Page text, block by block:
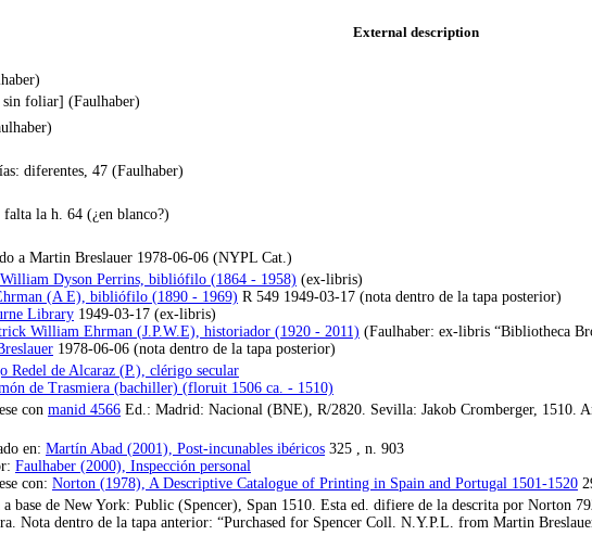
External description
foliar] (Faulhaber)
diferentes, 47 (Faulhaber)
la h. 64 (¿en blanco?)
a Martin Breslauer 1978-06-06 (NYPL Cat.)
William Dyson Perrins, bibliófilo (1864 - 1958) (ex-libris)
(A E), bibliófilo (1890 - 1969) R 549 1949-03-17 (nota dentro de la tapa posterior)
Library 1949-03-17 (ex-libris)
William Ehrman (J.P.W.E), historiador (1920 - 2011) (Faulhaber: ex-libris “Bibliotheca
1978-06-06 (nota dentro de la tapa posterior)
Redel de Alcaraz (P.), clérigo secular
de Trasmiera (bachiller) (floruit 1506 ca. - 1510)
con manid 4566 Ed.: Madrid: Nacional (BNE), R/2820. Sevilla: Jakob Cromberger, 1510.
en: Martín Abad (2001), Post-incunables ibéricos 325 , n. 903
Faulhaber (2000), Inspección personal
con: Norton (1978), A Descriptive Catalogue of Printing in Spain and Portugal 1501-1520
a base de New York: Public (Spencer), Span 1510. Esta ed. difiere de la descrita por Norton
Nota dentro de la tapa anterior: “Purchased for Spencer Coll. N.Y.P.L. from Martin